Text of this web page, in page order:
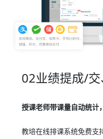
02业绩提成/
授课老师带课量自动统计
教培在线排课系统免费支